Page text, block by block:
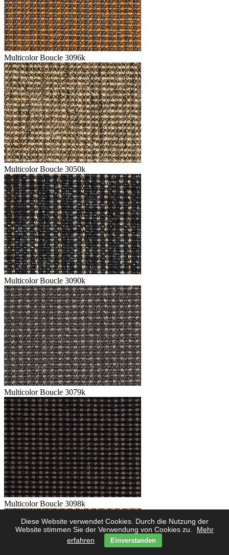
Diese Website verwendet Cookies. Durch die Nutzung der
Website stimmen Sie der Verwendung von Cookies zu.
Mehr
erfahren
Einverstanden
Multicolor Boucle 3096k
Multicolor Boucle 3050k
Multicolor Boucle 3090k
Multicolor Boucle 3079k
Multicolor Boucle 3098k